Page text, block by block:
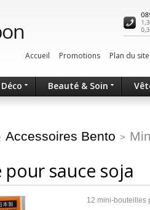
Accueil Promotions Plan du site
Beauté & Soin
Accessoires Bento >
sauce soja
12 mini-bouteilles